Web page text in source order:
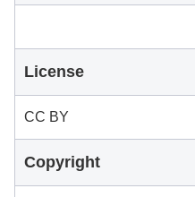
License
CC BY
Copyright